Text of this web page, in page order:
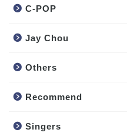
C-POP
Jay Chou
Others
Recommend
Singers